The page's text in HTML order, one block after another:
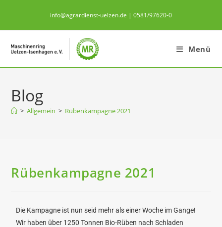
info@agrardienst-uelzen.de | 0581/97620-0
Menü
Blog
> Allgemein > Rübenkampagne 2021
Rübenkampagne 2021
Die Kampagne ist nun seid mehr als einer Woche im Gange!
Wir haben über 1250 Tonnen Bio-Rüben nach Schladen